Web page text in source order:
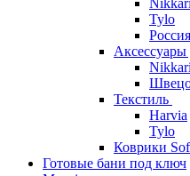
Tylo
Россия
Текстиль
Harvia
Tylo
Коврики
Готовые бани под ключ